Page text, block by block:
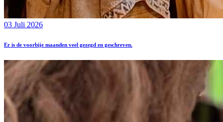
03 Juli 2026
Er is de voorbije maanden veel gezegd en geschreven.